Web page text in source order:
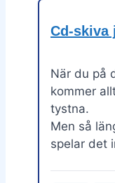
Cd-skiva
När du på
kommer
tystna.
Men så
spelar det